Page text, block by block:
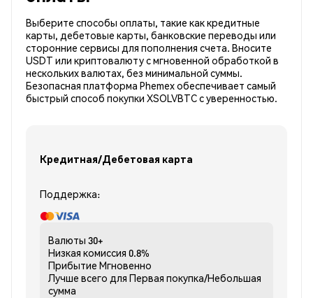
Выберите способы оплаты, такие как кредитные
карты, дебетовые карты, банковские переводы или
сторонние сервисы для пополнения счета. Вносите
USDT или криптовалюту с мгновенной обработкой в
нескольких валютах, без минимальной суммы.
Безопасная платформа Phemex обеспечивает самый
быстрый способ покупки XSOLVBTC с уверенностью.
Кредитная/Дебетовая карта
Поддержка:
Валюты 30+
Низкая комиссия 0.8%
Прибытие Мгновенно
Лучше всего для Первая покупка/Небольшая
сумма